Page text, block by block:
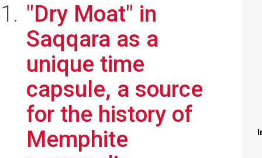
"Dry Moat" in
Saqqara as a
unique time
capsule, a source
for the history of
Memphite